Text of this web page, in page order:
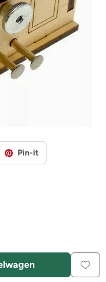
Pin-it